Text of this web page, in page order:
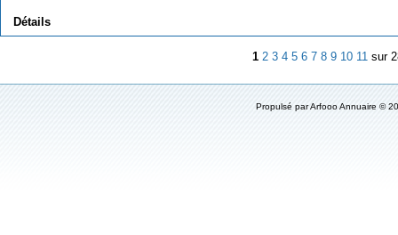
Détails
1 2 3 4 5 6 7 8 9 10 11 sur
Propulsé parArfooo Annuaire ©